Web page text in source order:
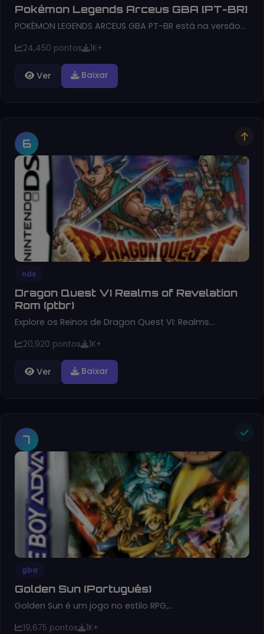
Pokémon Legends Arceus GBA [PT-BR]
POKÉMON LEGENDS ARCEUS GBA PT-BR está na versão…
24,450 pontos 1K+
Ver Baixar
6
nds
Dragon Quest VI Realms of Revelation
Rom (ptbr)
Explore os Reinos de Dragon Quest VI: Realms…
20,920 pontos 1K+
Ver Baixar
7
gba
Golden Sun (Português)
Golden Sun é um jogo no estilo RPG,…
19,675 pontos 1K+